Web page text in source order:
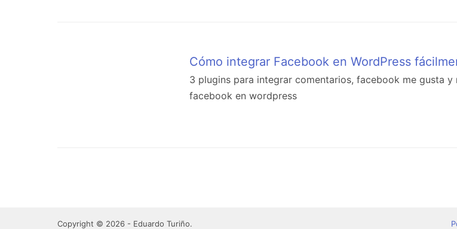
Cómo integrar Facebook en WordPress
3 plugins para integrar comentarios, facebook me gusta y
facebook en wordpress
Copyright © 2026 - Eduardo Turiño.